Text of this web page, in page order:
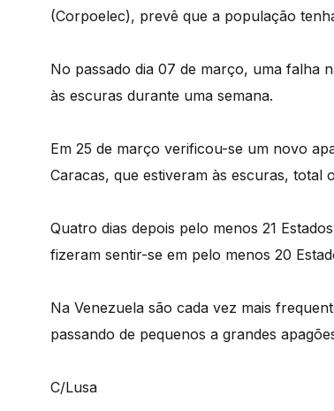
(Corpoelec), prevê que a população
No passado dia 07 de março, uma falha
às escuras durante uma semana.
Em 25 de março verificou-se um novo
Caracas, que estiveram às escuras,
Quatro dias depois pelo menos 21
fizeram sentir-se em pelo menos 20
Na Venezuela são cada vez mais
passando de pequenos a grandes
C/Lusa